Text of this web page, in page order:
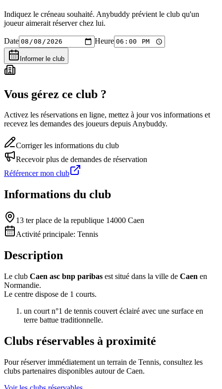
Indiquez le créneau souhaité. Anybuddy prévient le club qu'un
joueur aimerait réserver chez lui.
Date Heure
Informer le club
Vous gérez ce club ?
Activez les réservations en ligne, mettez à jour vos informations et
recevez les demandes des joueurs depuis Anybuddy.
Corriger les informations du club
Recevoir plus de demandes de réservation
Référencer mon club
Informations du club
13 ter place de la republique 14000 Caen
Activité principale: Tennis
Description
Le club Caen asc bnp paribas est situé dans la ville de Caen en
Normandie.
Le centre dispose de 1 courts.
un court n°1 de tennis couvert éclairé avec une surface en
terre battue traditionnelle.
Clubs réservables à proximité
Pour réserver immédiatement un terrain de Tennis, consultez les
clubs partenaires disponibles autour de Caen.